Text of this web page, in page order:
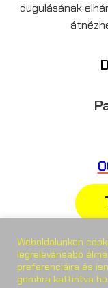
dugulásának
Weboldalunkon
legrelevánsabb
preferenciáira és
gombra kattintva